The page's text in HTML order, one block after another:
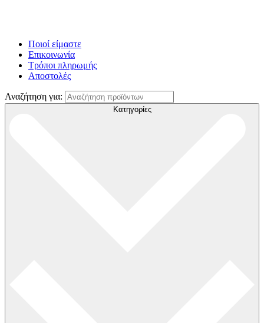
Ποιοί είμαστε
Επικοινωνία
Τρόποι πληρωμής
Αποστολές
Αναζήτηση για:
Κατηγορίες